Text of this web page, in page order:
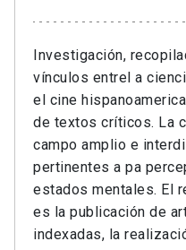
Investigación,
vínculos entrel a
el cine
de textos críticos. La
campo amplio e
pertinentes a pa
estados mentales. El
es la publicación de
indexadas, la